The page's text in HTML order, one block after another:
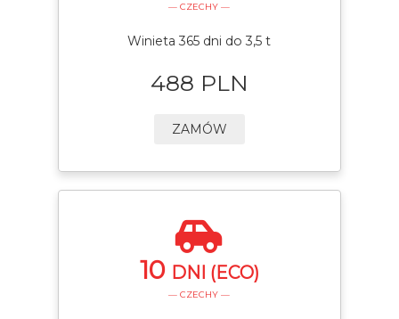
— CZECHY —
Winieta 365 dni do 3,5 t
488 PLN
ZAMÓW
10 DNI (ECO)
— CZECHY —